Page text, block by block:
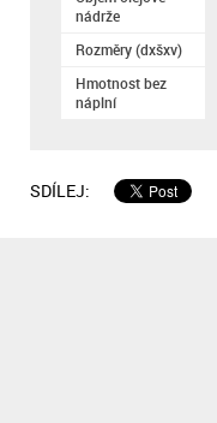
nádrže
Rozměry (dxšxv)
Hmotnost bez
náplní
SDÍLEJ: